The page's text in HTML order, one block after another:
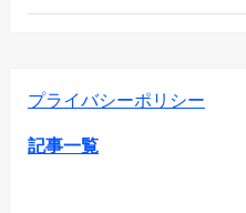
プライバシーポリシー
記事一覧